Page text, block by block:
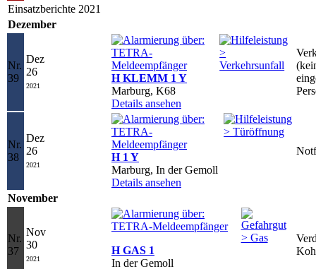
Einsatzberichte 2021
Dezember
Nr.
39
Dez
26
2021
H KLEMM 1 Y
Marburg, K68
Details ansehen
Nr.
38
Dez
26
2021
H 1 Y
Marburg, In der Gemoll
Details ansehen
November
Nr.
37
Nov
30
2021
H GAS 1
In der Gemoll